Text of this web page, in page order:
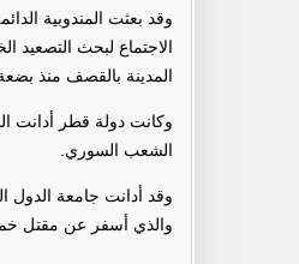
وقد بعثت المندوبية
الاجتماع لبحث
المدينة بالقصف منذ
وكانت دولة قطر أدانت
الشعب السوري.
وقد أدانت جامعة
والذي أسفر عن مقتل